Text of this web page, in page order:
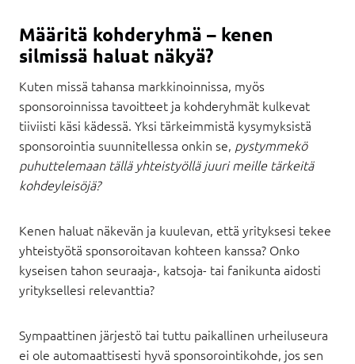
Määritä kohderyhmä – kenen
silmissä haluat näkyä?
Kuten missä tahansa markkinoinnissa, myös
sponsoroinnissa tavoitteet ja kohderyhmät kulkevat
tiiviisti käsi kädessä. Yksi tärkeimmistä kysymyksistä
sponsorointia suunnitellessa onkin se, pystymmekö
puhuttelemaan tällä yhteistyöllä juuri meille tärkeitä
kohdeyleisöjä?
Kenen haluat näkevän ja kuulevan, että yrityksesi tekee
yhteistyötä sponsoroitavan kohteen kanssa? Onko
kyseisen tahon seuraaja-, katsoja- tai fanikunta aidosti
yrityksellesi relevanttia?
Sympaattinen järjestö tai tuttu paikallinen urheiluseura
ei ole automaattisesti hyvä sponsorointikohde, jos sen